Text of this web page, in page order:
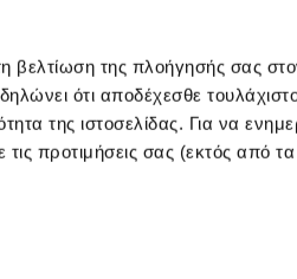
βελτίωση της πλοήγησής σας
ότι αποδέχεσθε
της ιστοσελίδας. Για να
προτιμήσεις σας (εκτός από
Η ΕΤΑΙΡΕΙΑ